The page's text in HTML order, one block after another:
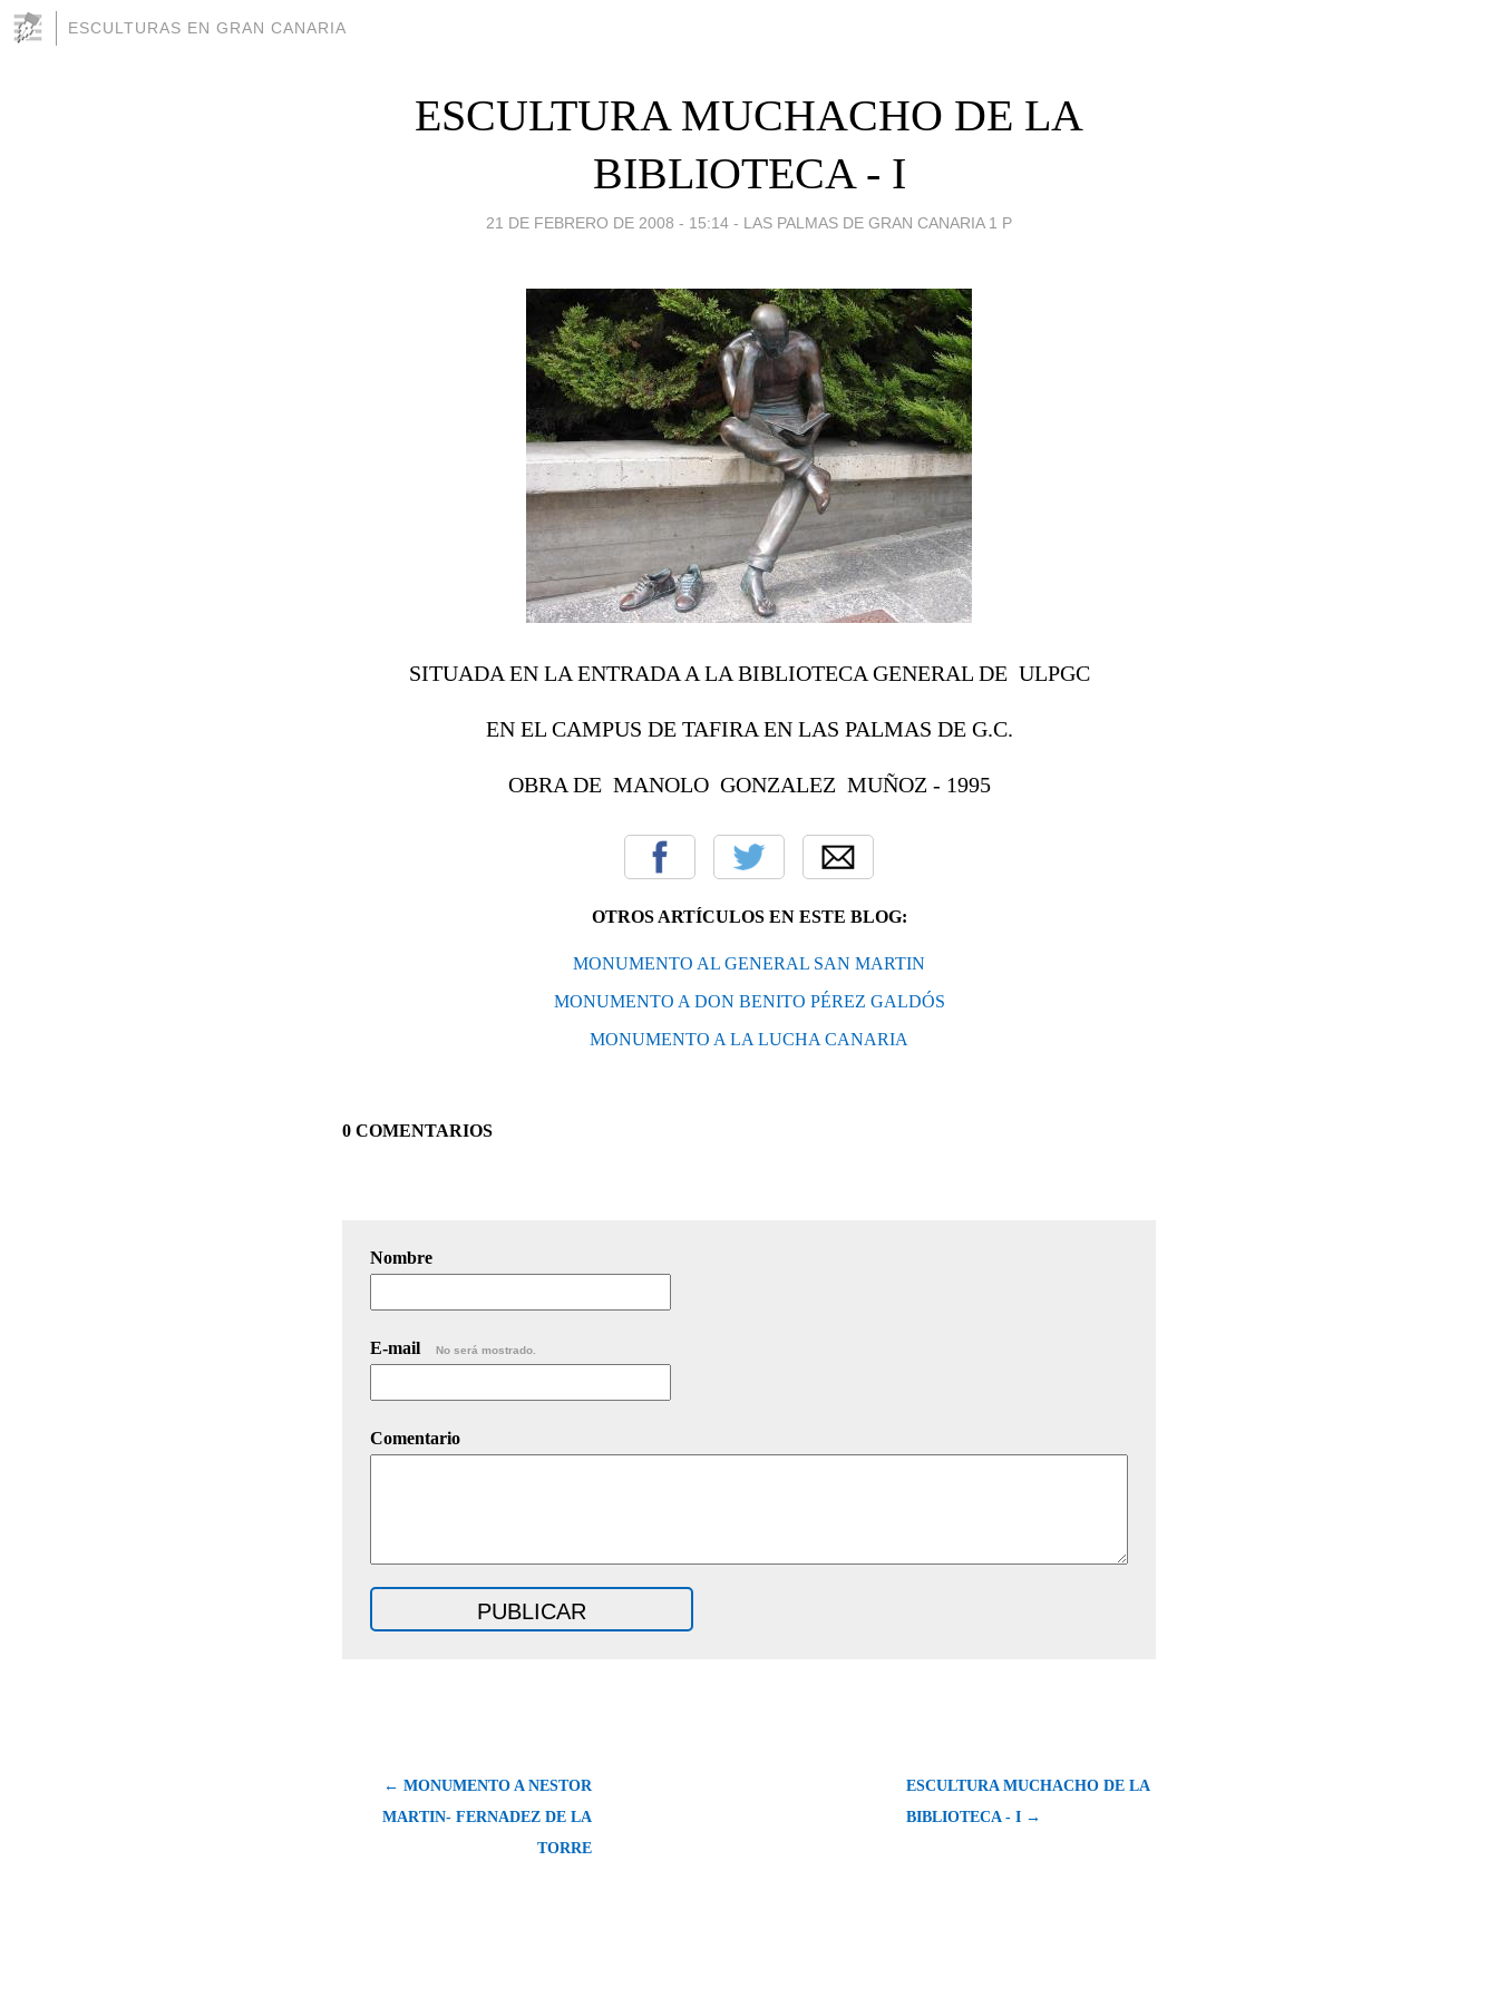
ESCULTURAS EN GRAN CANARIA
ESCULTURA MUCHACHO DE LA
BIBLIOTECA - I
21 DE FEBRERO DE 2008 - 15:14 - LAS PALMAS DE GRAN CANARIA 1 P
SITUADA EN LA ENTRADA A LA BIBLIOTECA GENERAL DE ULPGC
EN EL CAMPUS DE TAFIRA EN LAS PALMAS DE G.C.
OBRA DE MANOLO GONZALEZ MUÑOZ - 1995
OTROS ARTÍCULOS EN ESTE BLOG:
MONUMENTO AL GENERAL SAN MARTIN
MONUMENTO A DON BENITO PÉREZ GALDÓS
MONUMENTO A LA LUCHA CANARIA
0 COMENTARIOS
Nombre
E-mail No será mostrado.
Comentario
← MONUMENTO A NESTOR
MARTIN- FERNADEZ DE LA
TORRE
ESCULTURA MUCHACHO DE LA
BIBLIOTECA - I →